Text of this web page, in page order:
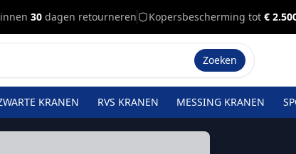
30 dagen retourneren Kopersbescherming tot €
Zoeken
KRANEN RVS KRANEN MESSING KRANEN